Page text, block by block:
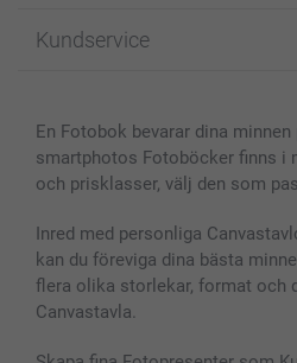
Fotoböcker
Skal till Mobil & Surfplatta
MyNameBook
Fotoramar & Tillbehör
Presentkort
Alla fotoprodukter
För affiliates
Sitemap
Villkor och garantier
Kundservice
smartbonus
Priser & betalning
En Fotobok bevarar dina
smartphotos Fotoböcker finns i
och prisklasser, välj den som
Inred med personliga
kan du föreviga dina bästa
flera olika storlekar, format och
Canvastavla.